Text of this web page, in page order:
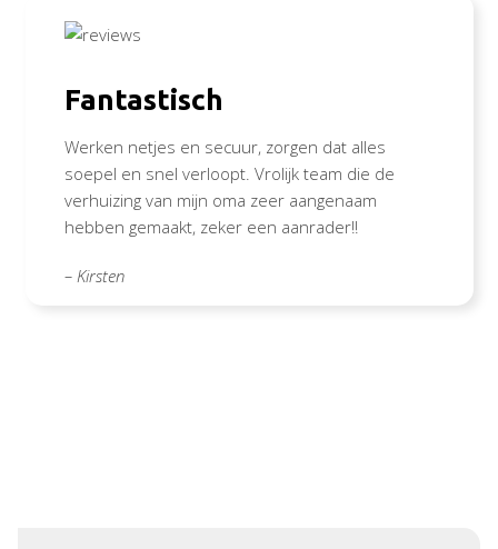
Fantastisch
Werken netjes en secuur, zorgen dat alles
soepel en snel verloopt. Vrolijk team die de
verhuizing van mijn oma zeer aangenaam
hebben gemaakt, zeker een aanrader!!
– Kirsten